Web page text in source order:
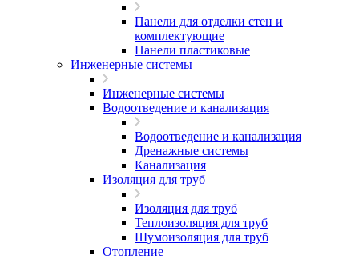
Панели для отделки стен и
комплектующие
Панели пластиковые
Инженерные системы
Инженерные системы
Водоотведение и канализация
Водоотведение и канализация
Дренажные системы
Канализация
Изоляция для труб
Изоляция для труб
Теплоизоляция для труб
Шумоизоляция для труб
Отопление